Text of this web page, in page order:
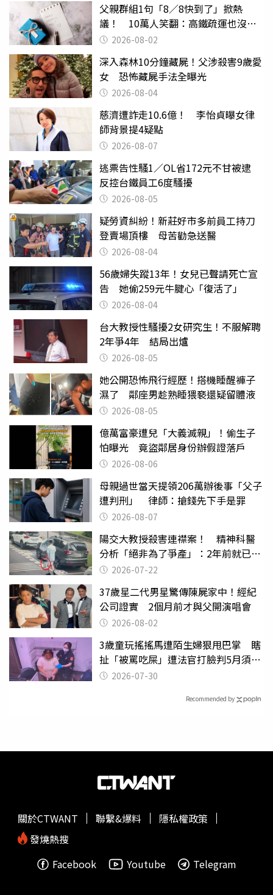
父親群組1句「8／8快到了」掀熱
議！ 10萬人笑翻：高鐵疏運也沒列
父親節
2026-08-02
深入森林10分鐘藏屍！父涉殺害9歲愛
女 恐怖藏屍手法全曝光
2026-08-04
慈濟遭詐走10.6億！ 李怡貞曝女律
師背景提4疑點
2026-08-07
逃票告性騷1／OL省172元不甘被逮
反控台鐵員工6度騷擾
2026-08-05
疑勞資糾紛！新莊好市多前員工持刀
登賣場頂樓 母苦勸急送醫
2026-08-04
56歲婦失蹤13年！女兒已聲請死亡宣
告 她偷259元牛腱心「復活了」
2026-08-04
台大教授性騷擾2女研究生！不服解聘
2年爭4年 結局出爐
2026-08-05
她公開恐怖飛行經歷！搭機睡醒褲子
濕了 鄰座男趁熟睡猥褻還疑留體液
2026-08-05
億萬富豪遭兒「大義滅親」！偷生子
怕曝光 竟盜鄰居身份辦假證落戶
2026-08-06
母親過世當天提領206萬辦後事「父子
遭判刑」 律師：搶錢先下手是罪
2026-08-07
陽交大教授殺害連襟案！ 精神科醫
分析「絕非為了爭產」：2年前就已言
行詭異
2026-07-22
37歲星二代男星驚傳陳屍家中！經紀
公司證實 2個月前才與父開演唱會
2026-08-02
3歲童玩搖搖馬遭陌生婦狠甩巴掌 瞎
扯「被罵吃屎」遭法官打臉判5月須入
監 2026-07-30
Recommended by
關於CTWANT 聯繫&爆料
隱私權政策
發燒熱搜
Facebook
Youtube Telegram